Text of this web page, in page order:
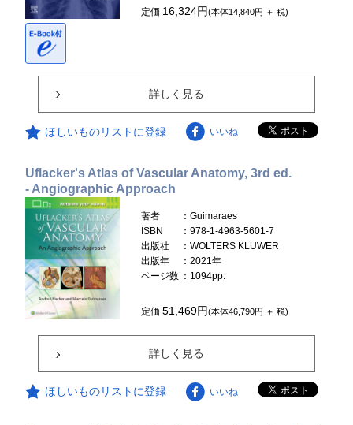
定価 16,324円(本体14,840円 ＋ 税)
詳しく見る
ほしいものリストに登録 いいね
Uflacker's Atlas of Vascular Anatomy, 3rd ed.
- Angiographic Approach
著者
：Guimaraes
ISBN
：978-1-4963-5601-7
出版社
：WOLTERS KLUWER
出版年
：2021年
ページ数 ：1094pp.
定価51,469円(本体46,790円 ＋ 税)
詳しく見る
ほしいものリストに登録 いいね